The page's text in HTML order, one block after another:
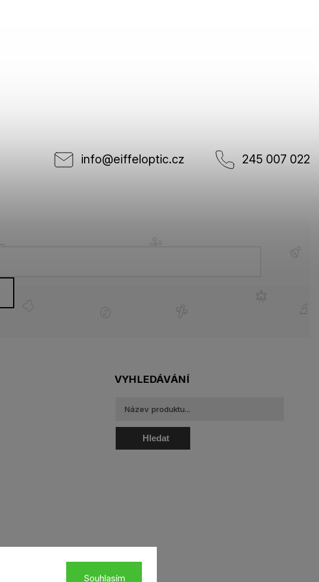
Souhlasím
info@eiffeloptic.cz 245 007 022
VYHLEDÁVÁNÍ
Hledat